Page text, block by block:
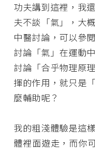
功夫講到這裡，我
夫不談「氣」，大
中醫討論，可以參
討論「氣」在運動
討論「合乎物理原
揮的作用，就只是
麼輔助呢？
我的粗淺體驗是這
體裡面遊走，而你